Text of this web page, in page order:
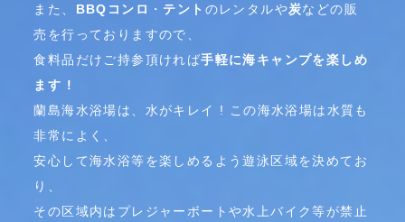
また、 BBQコンロ ・ テント のレンタルや炭などの販
売を行っておりますので、
食料品だけご持参頂ければ手軽に海キャンプを楽しめ
ます !
蘭島海水浴場は、水がキレイ ! この海水浴場は水質も
非常によく、
安心して海水浴等を楽しめるよう遊泳区域を決めてお
り、
その区域内はプレジャーボートや水上バイク等が禁止